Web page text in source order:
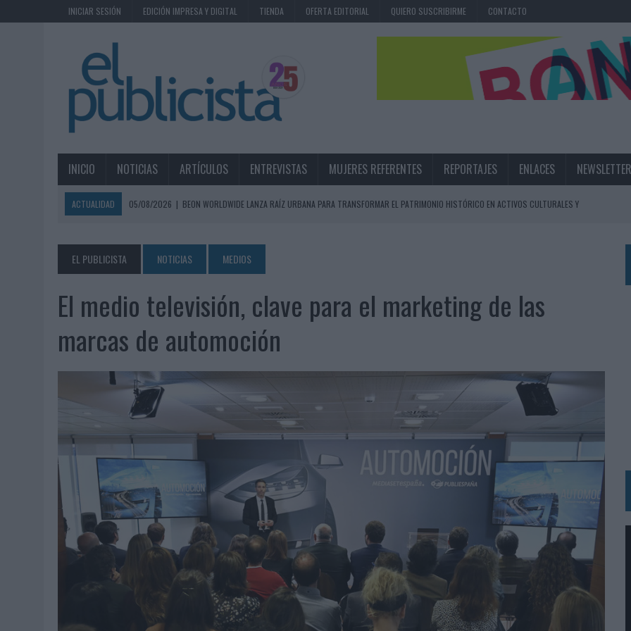
INICIAR SESIÓN EDICIÓN IMPRESA Y DIGITAL TIENDA OFERTA EDITORIAL QUIERO SUSCRIBIRME CONTACTO
INICIO NOTICIAS ARTÍCULOS ENTREVISTAS MUJERES REFERENTES REPORTAJES ENLACES NEWSLETTER
ACTUALIDAD 05/08/2026 | BEON WORLDWIDE LANZA RAÍZ URBANA PARA TRANSFORMAR EL PATRIMONIO HISTÓRICO EN ACTIVOS CULTURALES Y
05/08/2026 | LOPESAN HOTELS & RESORTS ACERCA EL PARAÍSO CANARIO EN SU ÚLTIMA CAMPAÑA INTERNACIONAL
05/08/2026
| LUIS ARQUILLOS (BURGO DE ARIAS): “LA CONSTRUCCIÓN DE MARCA A LARGO PLAZO Y LA MEDICIÓN SON DOS CARAS DE LA MISMA
MONEDA”
04/08/2026 | ‘EL PARAÍSO MÁS CERCA’, DE 22GRADOS PARA LOPESAN HOTELS & RESORTS
| ‘EL FÚTBOL SIN LAS PERSONAS’, DE DENTSU CREATIVE PARA ORANGE
CAPAZ, LA CERVEZA QUE CONVIERTE CADA BOTELLA EN UNA OPORTUNIDAD DE INCLUSIÓN
04/08/2026
BABARIA Y MAXIBON SON ‘EL MATCH PERFECTO DEL VERANO’
04/08/2026 | AUDIBLE REIVINDICA EL PODER TRANSFORMADOR DEL AUDIO EN SU NUEVA CAMPAÑA GLOBAL DE MARCA
03/08/2026
‘VUELVE EL FÚTBOL. VUELVE A SOÑAR’, DE VML PARA MOVISTAR
03/08/2026 | MOVISTAR APELA A LA ILUSIÓN DE LAS AFICIONES PARA EL REGRESO DEL FÚTBOL
03/08/2026
EL REAL BETIS INVITA A LOS AFICIONADOS A DISEÑAR SU PRÓXIMA CAMISETA FOREVER GREEN
03/08/2026
| KFC CONVIERTE LOS UBER EN UN HOMENAJE AL UNIVERSO DE 'LOS SIMPSON'
03/08/2026 |
BACK MARKET PONE A LA MADRE DE SU FUNDADOR COMO AVAL DE SU CALIDAD
PRESENTADO EL JURADO DE LOS PREMIOS DE MARKETING Y COMUNICACIÓN EN EL SECTOR ASEGURADOR 2026
‘FROZEN DUNKIN’ X CALIPPO®’, AUTOPRODUCCIÓN DE DUNKIN’
EL PUBLICISTA NOTICIAS MEDIOS
El medio televisión, clave para el marketing de las
marcas de automoción